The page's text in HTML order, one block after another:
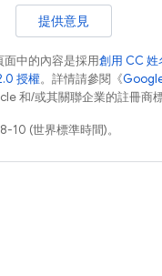
提供意見
中的內容是採用創用 CC
授權。詳情請參閱《
和/或其關聯企業的註冊商標
(世界標準時間)。